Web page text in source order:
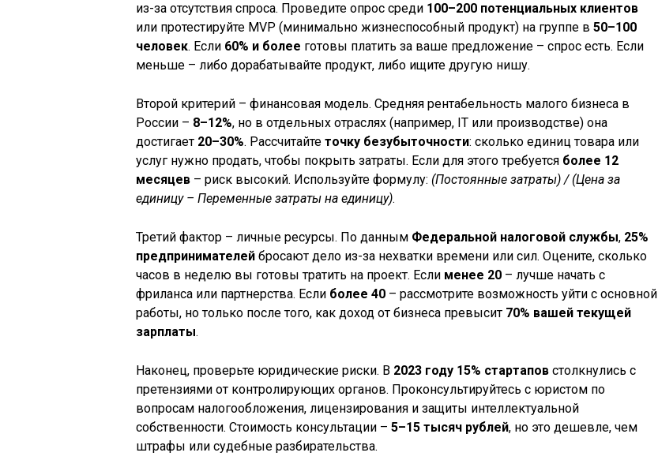
из-за отсутствия спроса. Проведите опрос среди 100–200 потенциальных клиентов
или протестируйте MVP (минимально жизнеспособный продукт) на группе в 50–100
человек. Если 60% и более готовы платить за ваше предложение – спрос есть. Если
меньше – либо дорабатывайте продукт, либо ищите другую нишу.
Второй критерий – финансовая модель. Средняя рентабельность малого бизнеса в
России – 8–12%, но в отдельных отраслях (например, IT или производстве) она
достигает 20–30%. Рассчитайте точку безубыточности: сколько единиц товара или
услуг нужно продать, чтобы покрыть затраты. Если для этого требуется более 12
месяцев – риск высокий. Используйте формулу: (Постоянные затраты) / (Цена за
единицу – Переменные затраты на единицу).
Третий фактор – личные ресурсы. По данным Федеральной налоговой службы, 25%
предпринимателей бросают дело из-за нехватки времени или сил. Оцените, сколько
часов в неделю вы готовы тратить на проект. Если менее 20 – лучше начать с
фриланса или партнерства. Если более 40 – рассмотрите возможность уйти с основной
работы, но только после того, как доход от бизнеса превысит 70% вашей текущей
зарплаты.
Наконец, проверьте юридические риски. В 2023 году 15% стартапов столкнулись с
претензиями от контролирующих органов. Проконсультируйтесь с юристом по
вопросам налогообложения, лицензирования и защиты интеллектуальной
собственности. Стоимость консультации – 5–15 тысяч рублей, но это дешевле, чем
штрафы или судебные разбирательства.